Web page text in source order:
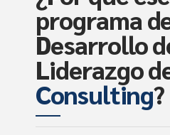
programa
Desarrollo
Liderazgo
Consulting?